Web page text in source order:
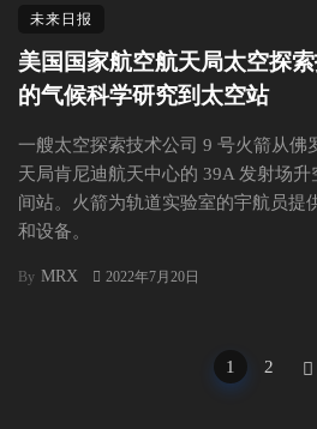
未来日报
美国国家航空航天局太空探
的气候科学研究到太空站
一艘太空探索技术公司 9 号火箭从佛
天局肯尼迪航天中心的 39A 发射场
间站。火箭为轨道实验室的宇航员提
和设备。
By MRX 2022年7月20日
1 2